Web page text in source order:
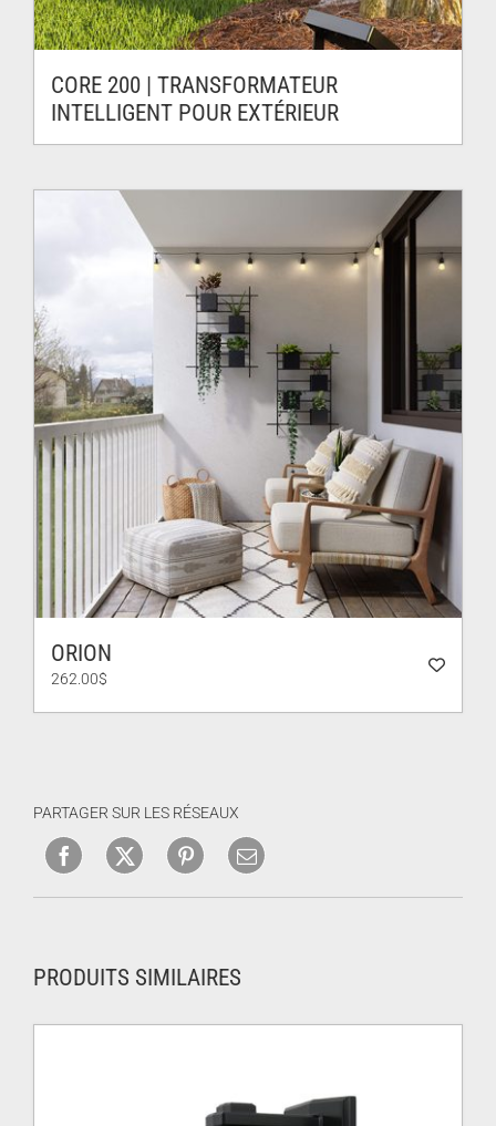
CORE 200 | TRANSFORMATEUR
INTELLIGENT POUR EXTÉRIEUR
ORION
262.00$
PARTAGER SUR LES RÉSEAUX
PRODUITS SIMILAIRES